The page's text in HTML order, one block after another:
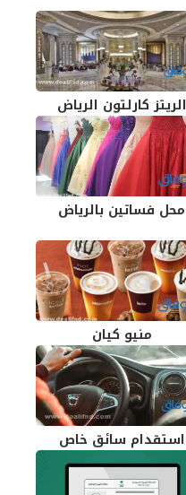
الريتز كارلتون الرياض
محل فساتين بالرياض
منيو كيان
استقدام سائق خاص